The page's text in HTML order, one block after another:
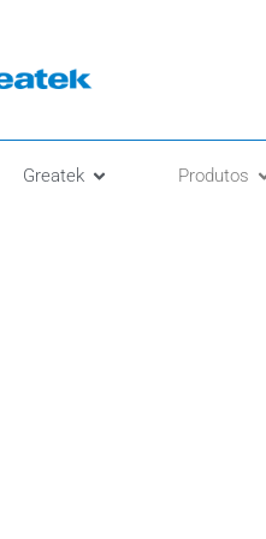
Greatek Produtos